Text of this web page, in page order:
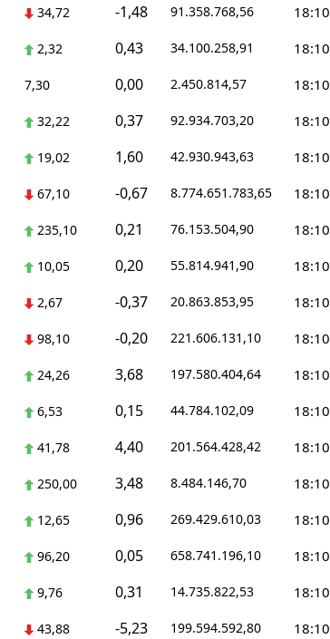
Kırşehir
Kocaeli
Konya
Kütahya
Malatya
Manisa
Kahramanmaraş
Mardin
Muğla
34,72 -1,48 91.358.768,56 18:10
2,32 0,43 34.100.258,91 18:10
7,30 0,00 2.450.814,57 18:10
32,22 0,37 92.934.703,20 18:10
19,02 1,60 42.930.943,63 18:10
67,10 -0,67 8.774.651.783,65 18:10
235,10 0,21 76.153.504,90 18:10
10,05 0,20 55.814.941,90 18:10
2,67 -0,37 20.863.853,95 18:10
98,10 -0,20 221.606.131,10 18:10
24,26 3,68 197.580.404,64 18:10
6,53 0,15 44.784.102,09 18:10
41,78 4,40 201.564.428,42 18:10
250,00 3,48 8.484.146,70 18:10
12,65 0,96 269.429.610,03 18:10
96,20 0,05 658.741.196,10 18:10
9,76 0,31 14.735.822,53 18:10
43,88 -5,23 199.594.592,80 18:10